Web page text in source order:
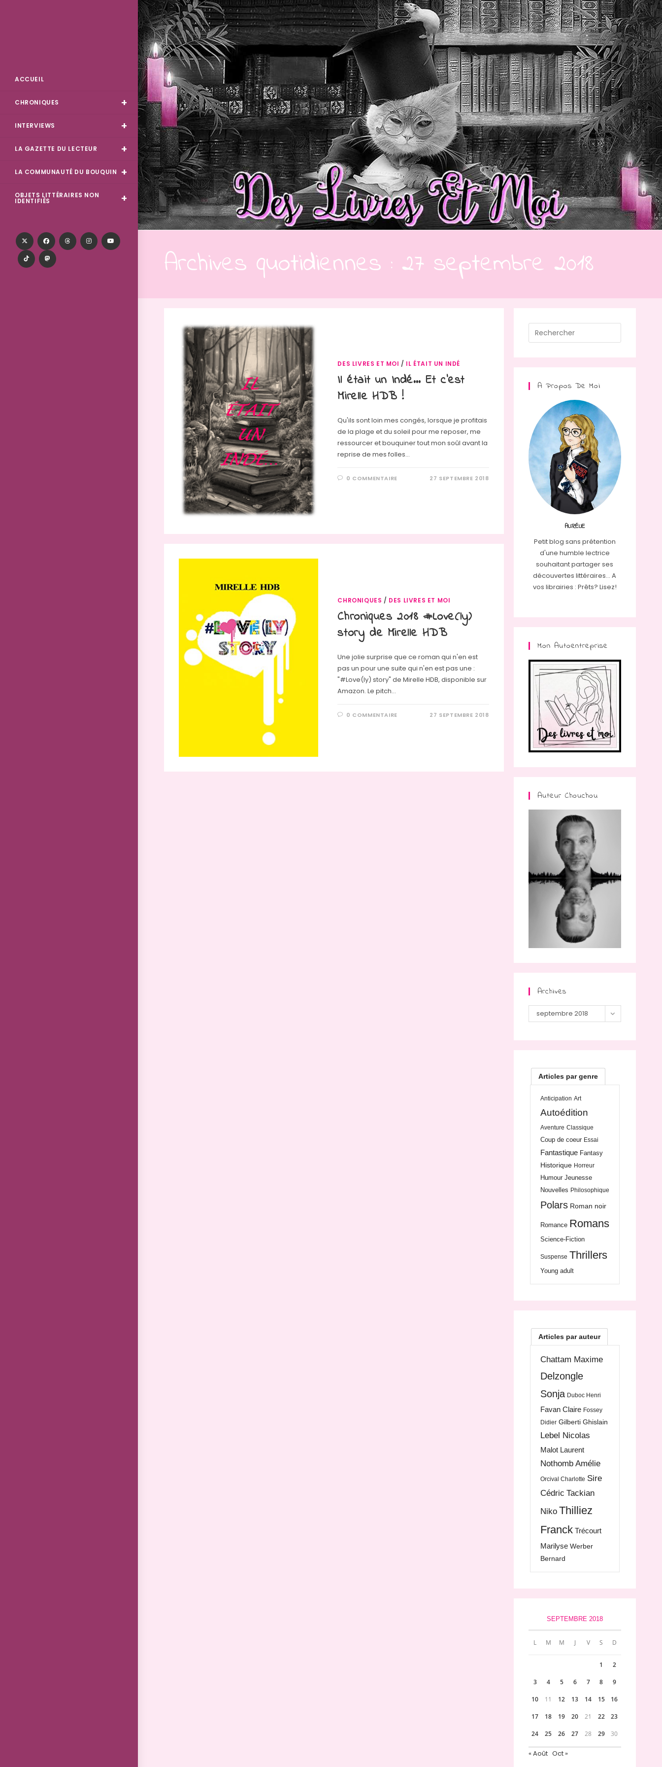
Skip
to
content
ACCUEIL
CHRONIQUES
INTERVIEWS
LA GAZETTE DU LECTEUR
LA COMMUNAUTÉ DU BOUQUIN
OBJETS LITTÉRAIRES NON
IDENTIFIÉS
Archives quotidiennes : 27 septembre 2018
DES LIVRES ET MOI / IL ÉTAIT UN INDÉ
Il était un Indé… Et c’est
Mirelle HDB !
Qu'ils sont loin mes congés, lorsque je profitais
de la plage et du soleil pour me reposer, me
ressourcer et bouquiner tout mon soûl avant la
reprise de mes folles…
0 COMMENTAIRE 27 SEPTEMBRE 2018
CHRONIQUES / DES LIVRES ET MOI
Chroniques 2018 #Love(ly)
story de Mirelle HDB
Une jolie surprise que ce roman qui n'en est
pas un pour une suite qui n'en est pas une :
"#Love(ly) story" de Mirelle HDB, disponible sur
Amazon. Le pitch…
0 COMMENTAIRE 27 SEPTEMBRE 2018
Escape
A Propos De Moi
AURÉLIE
Petit blog sans prétention
d'une humble lectrice
souhaitant partager ses
découvertes littéraires... A
vos librairies : Prêts? Lisez!
Mon Autoentreprise
Auteur Chouchou
Archives
Archives
septembre 2018
Articles par genre
Anticipation Art
Autoédition
Aventure Classique
Coup de coeur Essai
Fantastique Fantasy
Historique Horreur
Humour Jeunesse
Nouvelles Philosophique
Polars Roman noir
Romance Romans
Science-Fiction
Suspense Thrillers
Young adult
Articles par auteur
Chattam Maxime
Delzongle
Sonja Duboc Henri
Favan Claire Fossey
Didier Gilberti Ghislain
Lebel Nicolas
Malot Laurent
Nothomb Amélie
Orcival Charlotte Sire
Cédric Tackian
Niko Thilliez
Franck Trécourt
Marilyse Werber
Bernard
SEPTEMBRE 2018
L M M J V S D
1 2
3 4 5 6 7 8 9
10 11 12 13 14 15 16
17 18 19 20 21 22 23
24 25 26 27 28 29 30
« Août Oct »